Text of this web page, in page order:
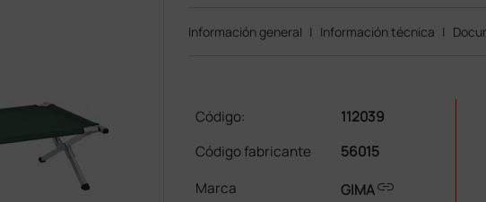
Información general | Información técnica |
Código:
112039
Código fabricante
56015
Marca
GIMAlink